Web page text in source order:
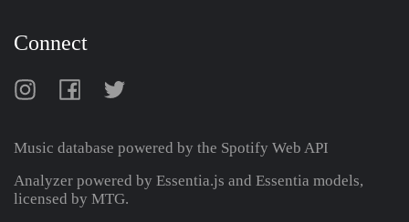
Connect
Music database powered by the Spotify Web API
Analyzer powered by Essentia.js and Essentia models,
licensed by MTG.